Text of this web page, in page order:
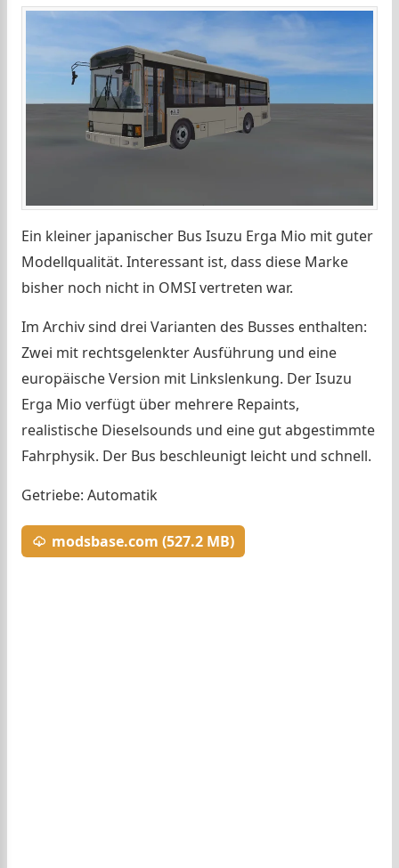
Ein kleiner japanischer Bus Isuzu Erga Mio mit guter
Modellqualität. Interessant ist, dass diese Marke
bisher noch nicht in OMSI vertreten war.
Im Archiv sind drei Varianten des Busses enthalten:
Zwei mit rechtsgelenkter Ausführung und eine
europäische Version mit Linkslenkung. Der Isuzu
Erga Mio verfügt über mehrere Repaints,
realistische Dieselsounds und eine gut abgestimmte
Fahrphysik. Der Bus beschleunigt leicht und schnell.
Getriebe: Automatik
modsbase.com (527.2 MB)